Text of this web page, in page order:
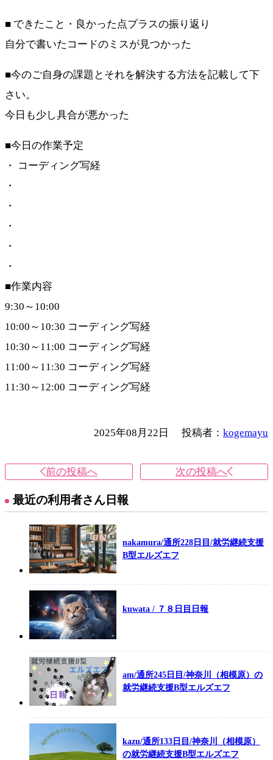
■ できたこと・良かった点プラスの振り返り
自分で書いたコードのミスが見つかった
■今のご自身の課題とそれを解決する方法を記載して下
さい。
今日も少し具合が悪かった
■今日の作業予定
・ コーディング写経
・
・
・
・
・
■作業内容
9:30～10:00
10:00～10:30 コーディング写経
10:30～11:00 コーディング写経
11:00～11:30 コーディング写経
11:30～12:00 コーディング写経
2025年08月22日 投稿者： kogemayu
前の投稿へ 次の投稿へ
最近の利用者さん日報
nakamura/通所228日目/就労継続支援
B型エルズエフ
kuwata / ７８日目日報
am/通所245日目/神奈川（相模原）の
就労継続支援B型エルズエフ
kazu/通所133日目/神奈川（相模原）
の就労継続支援B型エルズエフ